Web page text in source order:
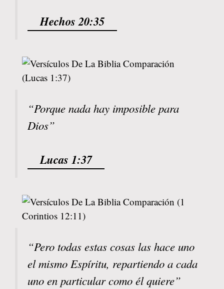
Hechos 20:35
“Porque nada hay imposible para
Dios”
Lucas 1:37
“Pero todas estas cosas las hace uno
el mismo Espíritu, repartiendo a cada
uno en particular como él quiere”